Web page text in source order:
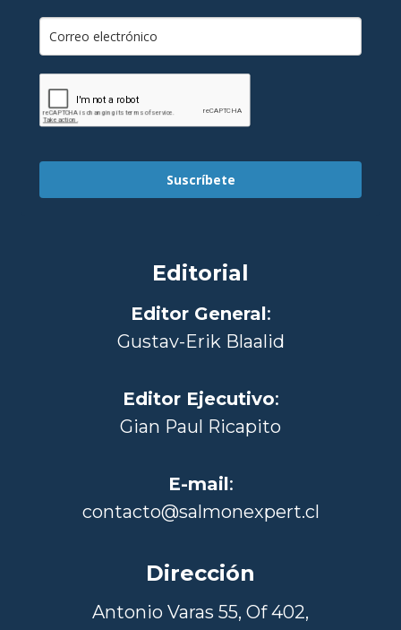
Suscríbete
Editorial
Editor General:
Gustav-Erik Blaalid
Editor Ejecutivo:
Gian Paul Ricapito
E-mail:
contacto@salmonexpert.cl
Dirección
Antonio Varas 55, Of 402,